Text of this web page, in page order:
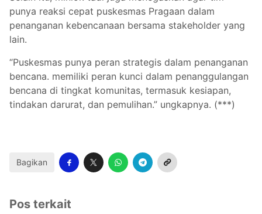
punya reaksi cepat puskesmas Pragaan dalam
penanganan kebencanaan bersama stakeholder yang
lain.
“Puskesmas punya peran strategis dalam penanganan
bencana. memiliki peran kunci dalam penanggulangan
bencana di tingkat komunitas, termasuk kesiapan,
tindakan darurat, dan pemulihan.” ungkapnya. (***)
Bagikan
Pos terkait